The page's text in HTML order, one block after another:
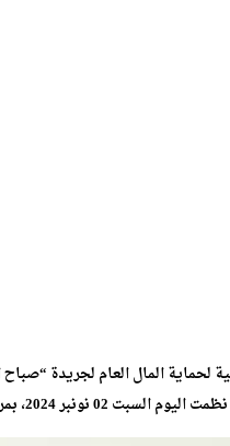
لحماية المال العام لجريدة
النسوي بحي المسيرة بركان.